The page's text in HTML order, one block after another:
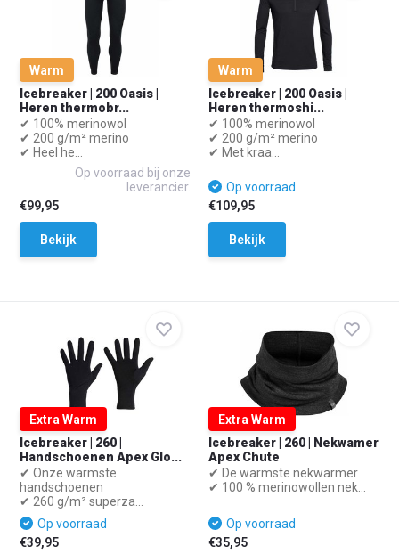
Warm
Icebreaker | 200 Oasis |
Heren thermobr...
✔ 100% merinowol
✔ 200 g/m² merino
✔ Heel he...
Op voorraad bij onze
leverancier.
€99,95
Bekijk
Warm
Icebreaker | 200 Oasis |
Heren thermoshi...
✔ 100% merinowol
✔ 200 g/m² merino
✔ Met kraa...
Op voorraad
€109,95
Bekijk
Extra Warm
Icebreaker | 260 |
Handschoenen Apex Glo...
✔ Onze warmste
handschoenen
✔ 260 g/m² superza...
Op voorraad
€39,95
Extra Warm
Icebreaker | 260 | Nekwamer
Apex Chute
✔ De warmste nekwarmer
✔ 100 % merinowollen nek...
Op voorraad
€35,95